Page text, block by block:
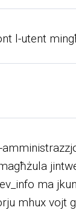
l-utent
ma
mhux vojt